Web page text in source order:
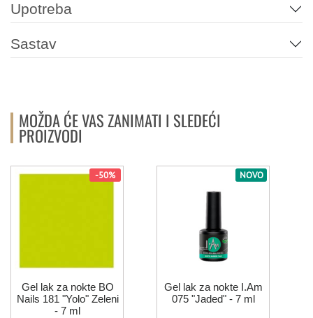
Upotreba
Sastav
MOŽDA ĆE VAS ZANIMATI I SLEDEĆI
PROIZVODI
-50%
Gel lak za nokte BO
Nails 181 "Yolo" Zeleni
- 7 ml
NOVO
Gel lak za nokte I.Am
075 "Jaded" - 7 ml